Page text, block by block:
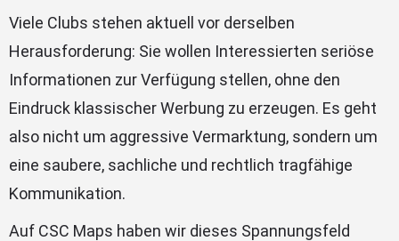
Viele Clubs stehen aktuell vor derselben
Herausforderung: Sie wollen Interessierten seriöse
Informationen zur Verfügung stellen, ohne den
Eindruck klassischer Werbung zu erzeugen. Es geht
also nicht um aggressive Vermarktung, sondern um
eine saubere, sachliche und rechtlich tragfähige
Kommunikation.
Auf CSC Maps haben wir dieses Spannungsfeld